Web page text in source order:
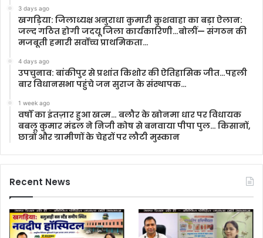
3 days ago
खगड़िया: जिलाध्यक्ष अनुराधा कुमारी कुशवाहा का बड़ा ऐलान:
जल्द गठित होगी जदयू जिला कार्यकारिणी…बोलीं— संगठन की
मजबूती हमारी सर्वोच्च प्राथमिकता…
4 days ago
उपचुनाव: बांकीपुर से प्रशांत किशोर की ऐतिहासिक जीत…पहली
बार विधानसभा पहुंचे जन सुराज के संस्थापक…
1 week ago
वर्षों का इंतज़ार हुआ खत्म… बलौर के खोनमा धार पर विधायक
बबलू कुमार मंडल ने निजी कोष से बनवाया पीपा पुल… किसानों,
छात्रों और ग्रामीणों के चेहरों पर लौटी मुस्कान
Recent News